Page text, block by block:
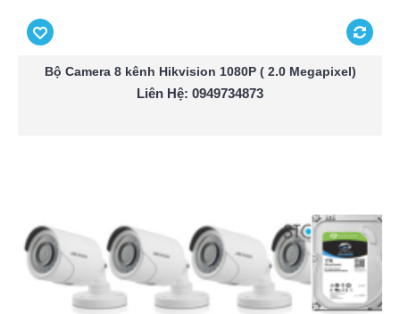
Bộ Camera 8 kênh Hikvision 1080P ( 2.0 Megapixel)
Liên Hệ: 0949734873